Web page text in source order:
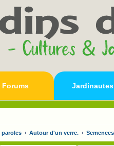
Forums Jardinautes
paroles Autour d'un verre.